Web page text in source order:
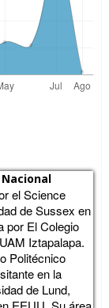
el Science
de Sussex en
por El Colegio
Iztapalapa.
Politécnico
en la
de Lund,